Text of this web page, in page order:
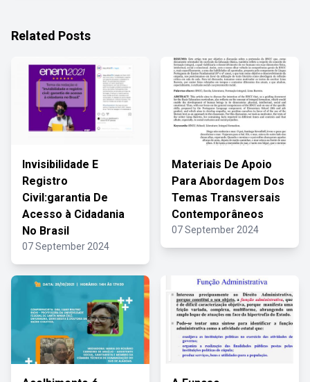
Related Posts
Invisibilidade E
Registro
Civil:garantia De
Acesso à Cidadania
No Brasil
07 September 2024
Materiais De Apoio
Para Abordagem Dos
Temas Transversais
Contemporâneos
07 September 2024